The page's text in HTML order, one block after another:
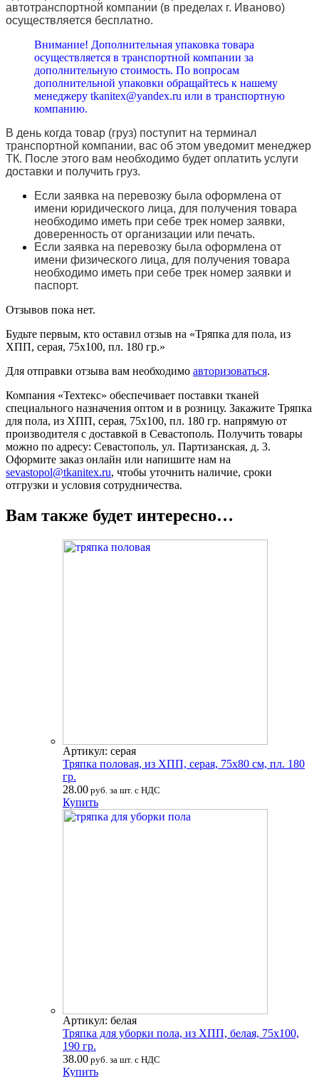
автотранспортной компании (в пределах г. Иваново)
осуществляется бесплатно.
Внимание! Дополнительная упаковка товара
осуществляется в транспортной компании за
дополнительную стоимость. По вопросам
дополнительной упаковки обращайтесь к нашему
менеджеру tkanitex@yandex.ru или в транспортную
компанию.
В день когда товар (груз) поступит на терминал
транспортной компании, вас об этом уведомит менеджер
ТК. После этого вам необходимо будет оплатить услуги
доставки и получить груз.
Если заявка на перевозку была оформлена от
имени юридического лица, для получения товара
необходимо иметь при себе трек номер заявки,
доверенность от организации или печать.
Если заявка на перевозку была оформлена от
имени физического лица, для получения товара
необходимо иметь при себе трек номер заявки и
паспорт.
Отзывов пока нет.
Будьте первым, кто оставил отзыв на «Тряпка для пола, из
ХПП, серая, 75х100, пл. 180 гр.»
Для отправки отзыва вам необходимо авторизоваться.
Компания «Техтекс» обеспечивает поставки тканей
специального назначения оптом и в розницу. Закажите Тряпка
для пола, из ХПП, серая, 75х100, пл. 180 гр. напрямую от
производителя с доставкой в Севастополь. Получить товары
можно по адресу: Севастополь, ул. Партизанская, д. 3.
Оформите заказ онлайн или напишите нам на
sevastopol@tkanitex.ru, чтобы уточнить наличие, сроки
отгрузки и условия сотрудничества.
Вам также будет интересно…
Артикул: серая
Тряпка половая, из ХПП, серая, 75х80 см, пл. 180
гр.
28.00 руб. за шт. с НДС
Купить
Артикул: белая
Тряпка для уборки пола, из ХПП, белая, 75х100,
190 гр.
38.00 руб. за шт. с НДС
Купить